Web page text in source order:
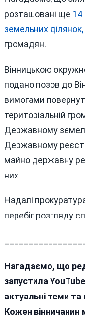
розташовані ще 14
земельних ділянок,
громадян.
Вінницькою
подано позов до
вимогами
територіальній
Державному
Державному
майно державну
них.
Надалі
перебіг розгляду
Нагадаємо, що
запустила
актуальні теми та
Кожен